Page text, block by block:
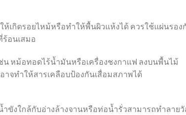
เกิดรอยไหม้หรือทำให้พื้นผิวแห้งได้ ควรใช้แผ่นรอง
อนเสมอ
น หม้อทอดไร้น้ำมันหรือเครื่องชงกาแฟ ลงบนพื้นไม้
าจทำให้สารเคลือบป้องกันเสื่อมสภาพได้
ขังใกล้กับอ่างล้างจานหรือท่อน้ำรั่วสามารถทำลาย